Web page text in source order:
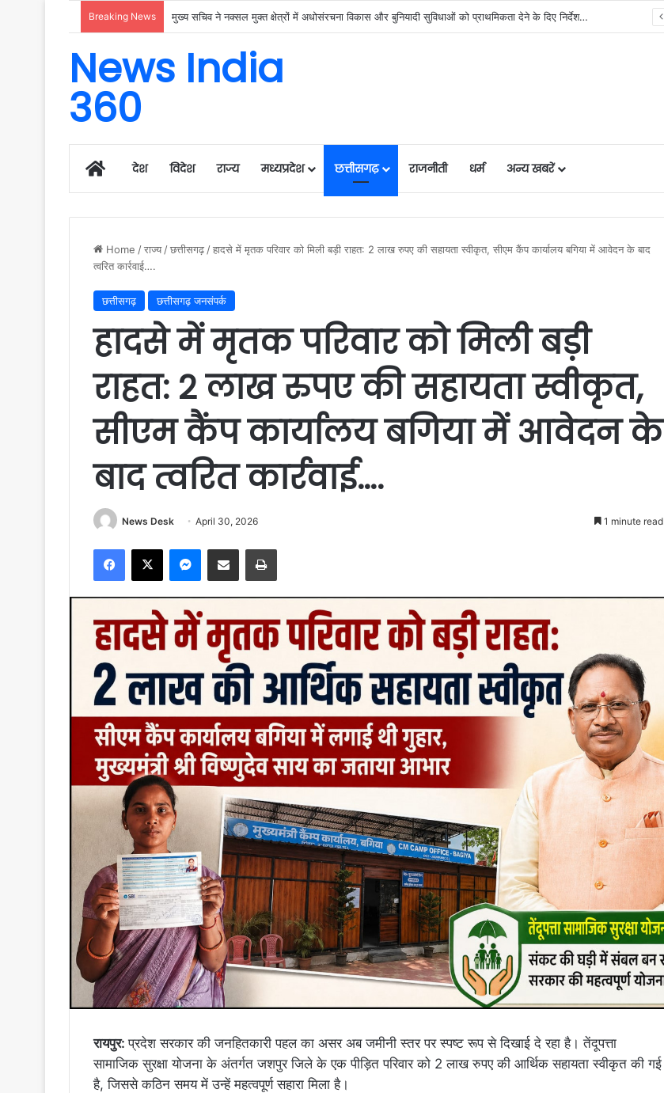
Breaking News कोसा की चमक अब वैश्विक बाजार तक : मुख्यमंत्री ने लॉन्च किया छत्तीसगढ़ का प्रीमियम हैंडलूम ब्रांड ‘कोशल फैब’….
News India
360
Homeदेश विदेश राज्य मध्यप्रदेश छत्तीसगढ़ राजनीती धर्म अन्य खबरें
Home /राज्य /छत्तीसगढ़ /हादसे में मृतक परिवार को मिली बड़ी राहत: 2 लाख रुपए की सहायता स्वीकृत, सीएम कैंप कार्यालय बगिया में आवेदन के बाद
त्वरित कार्रवाई….
छत्तीसगढ़ छत्तीसगढ़ जनसंपर्क
हादसे में मृतक परिवार को मिली बड़ी
राहत: 2 लाख रुपए की सहायता स्वीकृत,
सीएम कैंप कार्यालय बगिया में आवेदन के
बाद त्वरित कार्रवाई….
News Desk April 30, 2026 1 minute read
Facebook
X Messenger
Share via Email Print
रायपुर:प्रदेश सरकार की जनहितकारी पहल का असर अब जमीनी स्तर पर स्पष्ट रूप से दिखाई दे रहा है। तेंदूपत्ता
सामाजिक सुरक्षा योजना के अंतर्गत जशपुर जिले के एक पीड़ित परिवार को 2 लाख रुपए की आर्थिक सहायता स्वीकृत की गई
है, जिससे कठिन समय में उन्हें महत्वपूर्ण सहारा मिला है।